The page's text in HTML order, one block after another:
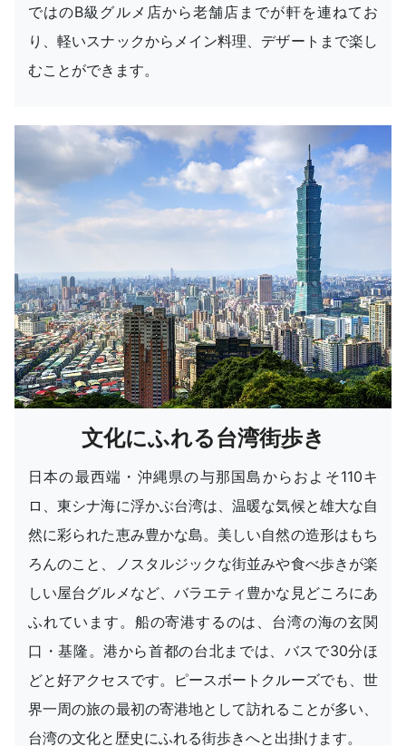
ではのB級グルメ店から老舗店までが軒を連ねてお
り、軽いスナックからメイン料理、デザートまで楽し
むことができます。
文化にふれる台湾街歩き
日本の最西端・沖縄県の与那国島からおよそ110キ
ロ、東シナ海に浮かぶ台湾は、温暖な気候と雄大な自
然に彩られた恵み豊かな島。美しい自然の造形はもち
ろんのこと、ノスタルジックな街並みや食べ歩きが楽
しい屋台グルメなど、バラエティ豊かな見どころにあ
ふれています。船の寄港するのは、台湾の海の玄関
口・基隆。港から首都の台北までは、バスで30分ほ
どと好アクセスです。ピースボートクルーズでも、世
界一周の旅の最初の寄港地として訪れることが多い、
台湾の文化と歴史にふれる街歩きへと出掛けます。